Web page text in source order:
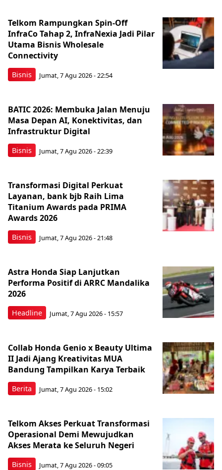
Bisnis
Telkom Rampungkan Spin-Off
InfraCo Tahap 2, InfraNexia Jadi Pilar
Utama Bisnis Wholesale
Connectivity
Jumat, 7 Agu 2026 - 22:54
Bisnis
BATIC 2026: Membuka Jalan Menuju
Masa Depan AI, Konektivitas, dan
Infrastruktur Digital
Jumat, 7 Agu 2026 - 22:39
Bisnis
Transformasi Digital Perkuat
Layanan, bank bjb Raih Lima
Titanium Awards pada PRIMA
Awards 2026
Jumat, 7 Agu 2026 - 21:48
Headline
Astra Honda Siap Lanjutkan
Performa Positif di ARRC Mandalika
2026
Jumat, 7 Agu 2026 - 15:57
Berita
Collab Honda Genio x Beauty Ultima
II Jadi Ajang Kreativitas MUA
Bandung Tampilkan Karya Terbaik
Jumat, 7 Agu 2026 - 15:02
Bisnis
Telkom Akses Perkuat Transformasi
Operasional Demi Mewujudkan
Akses Merata ke Seluruh Negeri
Jumat, 7 Agu 2026 - 09:05